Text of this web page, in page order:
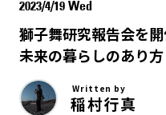
2023/4/19 Wed
獅子舞研究報告会を
未来の暮らしのあり方
Written by
稲村行真